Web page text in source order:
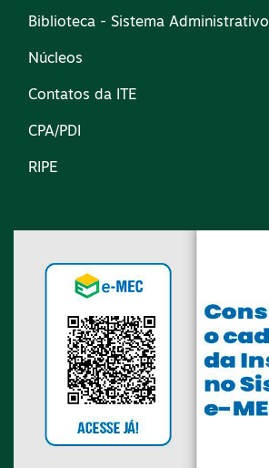
Biblioteca - Sistema Administrativo
Núcleos
Contatos da ITE
CPA/PDI
RIPE